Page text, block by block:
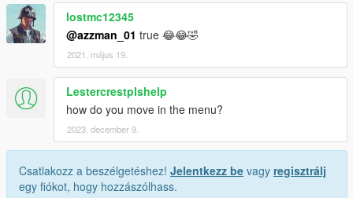
lostmc12345
@azzman_01 true 😂😂🤣
2021. május 19.
Lestercrestplshelp
how do you move in the menu?
2023. december 9.
Csatlakozz a beszélgetéshez! Jelentkezz be vagy regisztrálj
egy fiókot, hogy hozzászólhass.